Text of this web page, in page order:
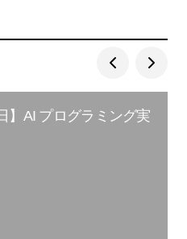
】AI プログラミング実